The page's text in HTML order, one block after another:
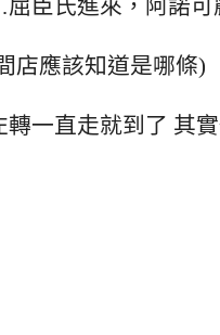
臣氏進來，阿諾
店應該知道是哪條)
轉一直走就到了 其